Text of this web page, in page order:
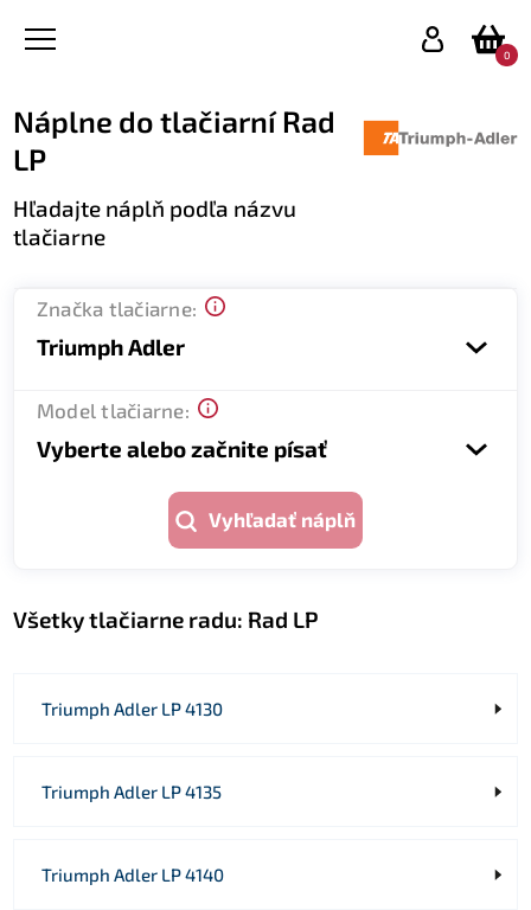
0
Náplne do tlačiarní Rad
LP
Hľadajte náplň podľa názvu
tlačiarne
Značka tlačiarne:
Triumph Adler
Model tlačiarne:
Vyberte alebo začnite písať
Vyhľadať náplň
Všetky tlačiarne radu: Rad LP
Triumph Adler LP 4130
Triumph Adler LP 4135
Triumph Adler LP 4140